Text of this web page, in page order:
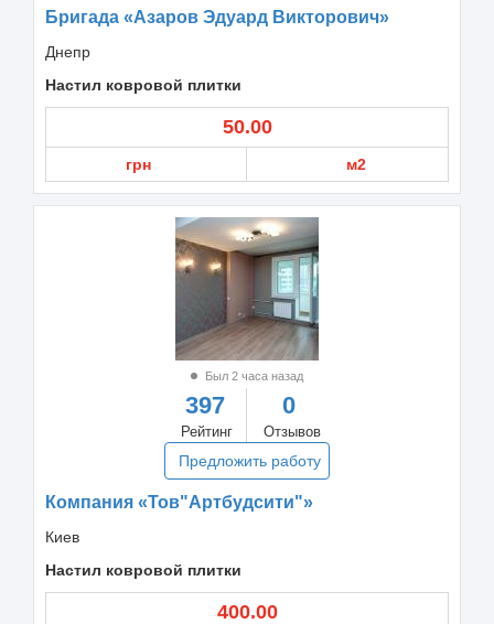
Бригада «Азаров Эдуард Викторович»
Днепр
Настил ковровой плитки
50.00
грн м2
Был 2 часа назад
397
Рейтинг
0
Отзывов
Предложить работу
Компания «Тов"Артбудсити"»
Киев
Настил ковровой плитки
400.00